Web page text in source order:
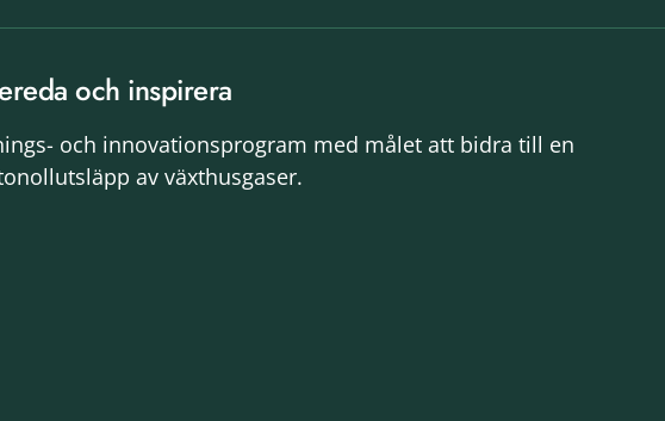
och inspirera
och innovationsprogram med målet att bidra till en
av växthusgaser.